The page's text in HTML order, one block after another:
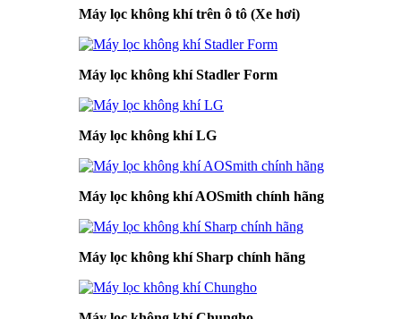
Máy lọc không khí trên ô tô (Xe hơi)
Máy lọc không khí Stadler Form
Máy lọc không khí LG
Máy lọc không khí AOSmith chính hãng
Máy lọc không khí Sharp chính hãng